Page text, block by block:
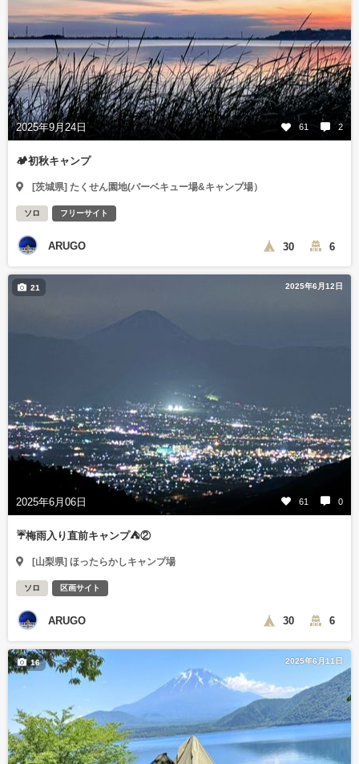
2025年9月24日 61 2
🏕️初秋キャンプ
[茨城県] たくせん園地(バーベキュー場&キャンプ場）
ソロ フリーサイト
ARUGO 30 6
2025年6月12日
2025年6月06日 61 0
21
☔️梅雨入り直前キャンプ⛺️②
[山梨県] ほったらかしキャンプ場
ソロ 区画サイト
ARUGO 30 6
2025年6月11日
16